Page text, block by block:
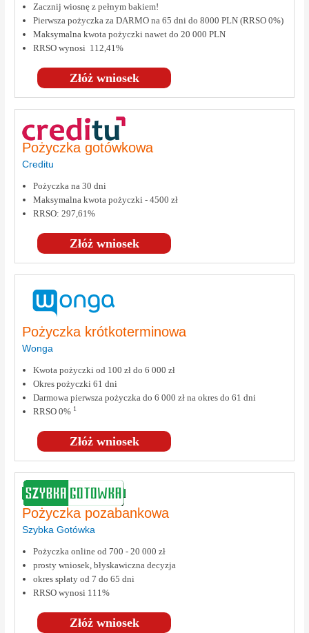
Złóż wniosek
Zacznij wiosnę z pełnym bakiem!
Pierwsza pożyczka za DARMO na 65 dni do 8000 PLN (RRSO 0%)
Maksymalna kwota pożyczki nawet do 20 000 PLN
RRSO wynosi 112,41%
Pożyczka gotówkowa
Creditu
Złóż wniosek
Pożyczka na 30 dni
Maksymalna kwota pożyczki - 4500 zł
RRSO: 297,61%
Pożyczka krótkoterminowa
Wonga
Złóż wniosek
Kwota pożyczki od 100 zł do 6 000 zł
Okres pożyczki 61 dni
Darmowa pierwsza pożyczka do 6 000 zł na okres do 61 dni
RRSO 0% 1
Pożyczka pozabankowa
Szybka Gotówka
Złóż wniosek
Pożyczka online od 700 - 20 000 zł
prosty wniosek, błyskawiczna decyzja
okres spłaty od 7 do 65 dni
RRSO wynosi 111%